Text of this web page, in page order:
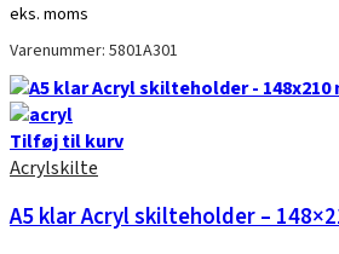
eks. moms
Varenummer: 5801A301
Tilføj til kurv
Acrylskilte
A5 klar Acryl skilteholder –